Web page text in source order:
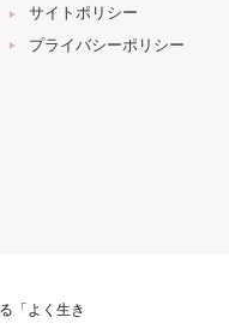
サイトポリシー
プライバシーポリシー
「よく生き